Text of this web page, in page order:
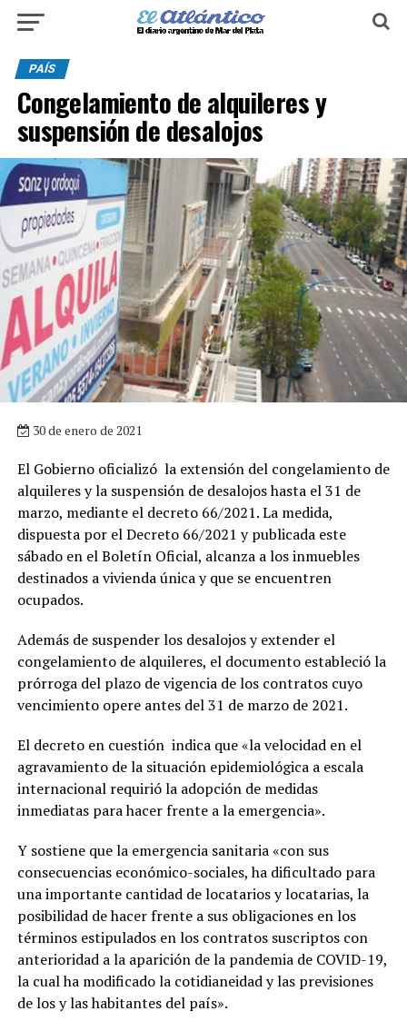
PAÍS
Congelamiento de alquileres y
suspensión de desalojos
30 de enero de 2021
El Gobierno oficializó la extensión del congelamiento de
alquileres y la suspensión de desalojos hasta el 31 de
marzo, mediante el decreto 66/2021. La medida,
dispuesta por el Decreto 66/2021 y publicada este
sábado en el Boletín Oficial, alcanza a los inmuebles
destinados a vivienda única y que se encuentren
ocupados.
Además de suspender los desalojos y extender el
congelamiento de alquileres, el documento estableció la
prórroga del plazo de vigencia de los contratos cuyo
vencimiento opere antes del 31 de marzo de 2021.
El decreto en cuestión indica que «la velocidad en el
agravamiento de la situación epidemiológica a escala
internacional requirió la adopción de medidas
inmediatas para hacer frente a la emergencia».
Y sostiene que la emergencia sanitaria «con sus
consecuencias económico-sociales, ha dificultado para
una importante cantidad de locatarios y locatarias, la
posibilidad de hacer frente a sus obligaciones en los
términos estipulados en los contratos suscriptos con
anterioridad a la aparición de la pandemia de COVID-19,
la cual ha modificado la cotidianeidad y las previsiones
de los y las habitantes del país».